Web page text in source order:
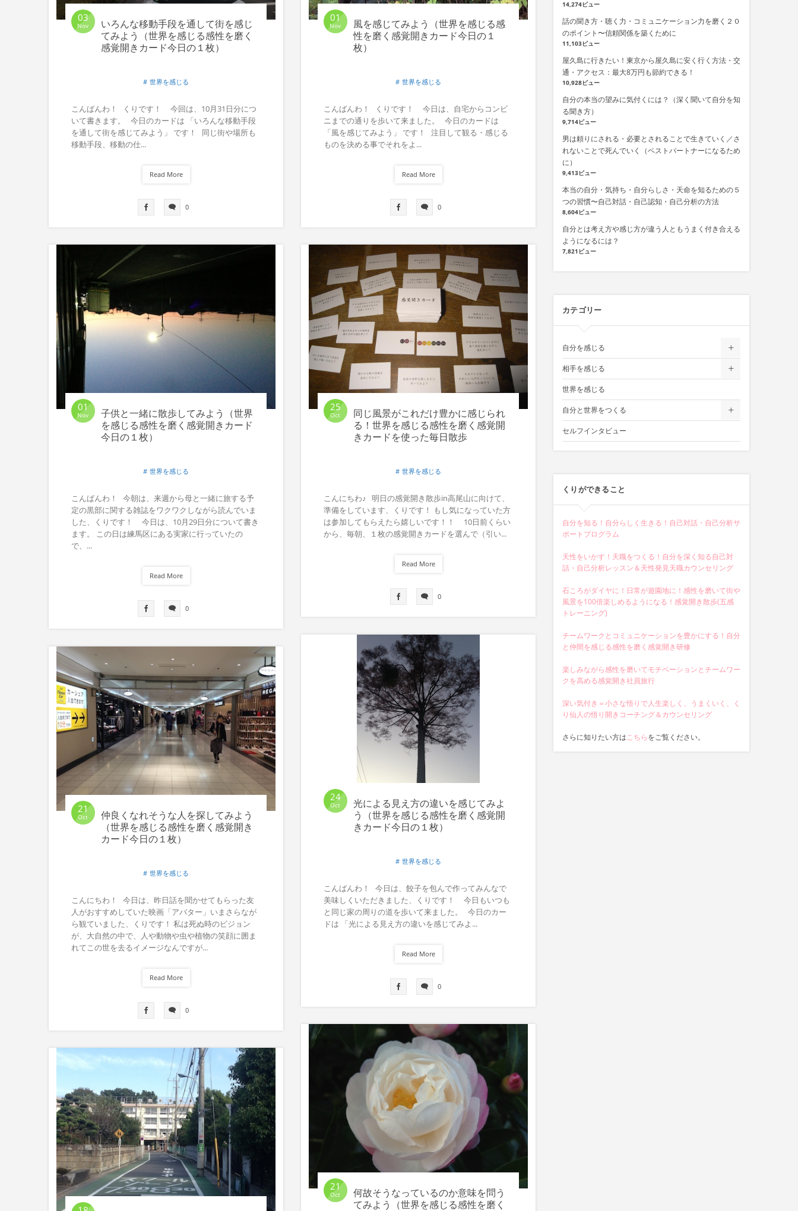
03
Nov
いろんな移動手段を通して街を感じ
てみよう（世界を感じる感性を磨く
感覚開きカード今日の１枚）
世界を感じる
こんばんわ！ くりです！ 今回は、10月31日分につ
いて書きます。 今日のカードは 「いろんな移動手段
を通して街を感じてみよう」 です！ 同じ街や場所も
移動手段、移動の仕...
Read More
0
01
Nov
風を感じてみよう（世界を感じる感
性を磨く感覚開きカード今日の１
枚）
世界を感じる
こんばんわ！ くりです！ 今日は、自宅からコンビ
ニまでの通りを歩いて来ました。 今日のカードは
「風を感じてみよう」 です！ 注目して観る・感じる
ものを決める事でそれをよ...
Read More
0
01
Nov
子供と一緒に散歩してみよう（世界
を感じる感性を磨く感覚開きカード
今日の１枚）
世界を感じる
こんばんわ！ 今朝は、来週から母と一緒に旅する予
定の黒部に関する雑誌をワクワクしながら読んでいま
した、くりです！ 今日は、10月29日分について書き
ます。 この日は練馬区にある実家に行っていたの
で、...
Read More
0
25
Oct
同じ風景がこれだけ豊かに感じられ
る！世界を感じる感性を磨く感覚開
きカードを使った毎日散歩
世界を感じる
こんにちわ♪ 明日の感覚開き散歩in高尾山に向けて、
準備をしています、くりです！ もし気になっていた方
は参加してもらえたら嬉しいです！！ 10日前くらい
から、毎朝、１枚の感覚開きカードを選んで（引い...
Read More
0
24
Oct
光による見え方の違いを感じてみよ
う（世界を感じる感性を磨く感覚開
きカード今日の１枚）
世界を感じる
こんばんわ！ 今日は、餃子を包んで作ってみんなで
美味しくいただきました、くりです！ 今日もいつも
と同じ家の周りの道を歩いて来ました。 今日のカー
ドは 「光による見え方の違いを感じてみよ...
Read More
0
21
Oct
仲良くなれそうな人を探してみよう
（世界を感じる感性を磨く感覚開き
カード今日の１枚）
世界を感じる
こんにちわ！ 今日は、昨日話を聞かせてもらった友
人がおすすめしていた映画「アバター」いまさらなが
ら観ていました、くりです！ 私は死ぬ時のビジョン
が、大自然の中で、人や動物や虫や植物の笑顔に囲ま
れてこの世を去るイメージなんですが...
Read More
0
21
Oct
何故そうなっているのか意味を問う
てみよう（世界を感じる感性を磨く
14,274ビュー
話の聞き方・聴く力・コミュニケーション力を磨く２０
のポイント〜信頼関係を築くために
11,103ビュー
屋久島に行きたい！東京から屋久島に安く行く方法・交
通・アクセス：最大8万円も節約できる！
10,928ビュー
自分の本当の望みに気付くには？（深く聞いて自分を知
る聞き方）
9,714ビュー
男は頼りにされる・必要とされることで生きていく／さ
れないことで死んでいく（ベストパートナーになるため
に）
9,413ビュー
本当の自分・気持ち・自分らしさ・天命を知るための５
つの習慣〜自己対話・自己認知・自己分析の方法
8,604ビュー
自分とは考え方や感じ方が違う人ともうまく付き合える
ようになるには？
7,821ビュー
カテゴリー
自分を感じる
相手を感じる
世界を感じる
自分と世界をつくる
セルフインタビュー
くりができること
自分を知る！自分らしく生きる！自己対話・自己分析サ
ポートプログラム
天性をいかす！天職をつくる！自分を深く知る自己対
話・自己分析レッスン＆天性発見天職カウンセリング
石ころがダイヤに！日常が遊園地に！感性を磨いて街や
風景を100倍楽しめるようになる！感覚開き散歩(五感
トレーニング)
チームワークとコミュニケーションを豊かにする！自分
と仲間を感じる感性を磨く感覚開き研修
楽しみながら感性を磨いてモチベーションとチームワー
クを高める感覚開き社員旅行
深い気付き＝小さな悟りで人生楽しく、うまくいく、く
り仙人の悟り開きコーチング＆カウンセリング
さらに知りたい方はこちらをご覧ください。